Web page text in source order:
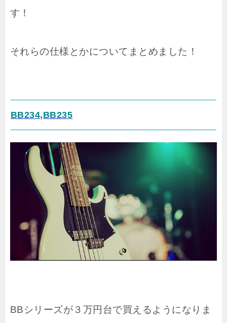
す！
それらの仕様とかについてまとめました！
BB234,BB235
BBシリーズが３万円台で買えるようになりま